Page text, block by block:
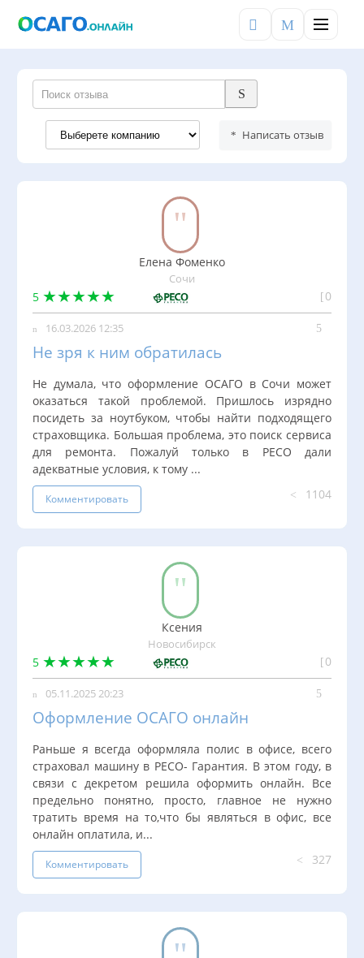
Войти
РАЗДЕЛЫ
СЕРВИСЫ
Калькулятор
О нас
КОНТАКТЫ
8 800 2000 582
Написать нам
Написать отзыв
Елена Фоменко
Сочи
5 0
16.03.2026 12:35
Не зря к ним обратилась
Не думала, что оформление ОСАГО в Сочи может
оказаться такой проблемой. Пришлось изрядно
посидеть за ноутбуком, чтобы найти подходящего
страховщика. Большая проблема, это поиск сервиса
для ремонта. Пожалуй только в РЕСО дали
адекватные условия, к тому ...
Комментировать 1104
Ксения
Новосибирск
5 0
05.11.2025 20:23
Оформление ОСАГО онлайн
Раньше я всегда оформляла полис в офисе, всего
страховал машину в РЕСО- Гарантия. В этом году, в
связи с декретом решила оформить онлайн. Все
предельно понятно, просто, главное не нужно
тратить время на то,что бы являться в офис, все
онлайн оплатила, и...
Комментировать 327